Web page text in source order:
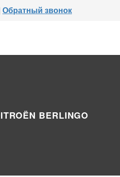
Обратный звонок
BERLINGO